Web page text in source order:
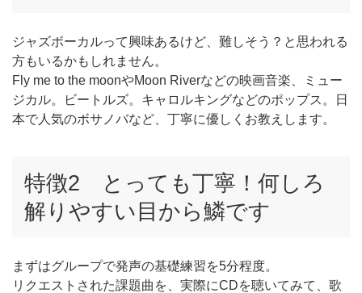
ジャズボーカルって興味あるけど、難しそう？と思われる
方もいるかもしれません。
Fly me to the moonやMoon Riverなどの映画音楽、ミュー
ジカル。ビートルズ。キャロルキングなどのポップス。日
本で人気のボサノバなど、丁寧に優しくお教えします。
特徴2 とっても丁寧！何しろ
解りやすい目から鱗です
まずはグループで発声の基礎練習を5分程度。
リクエストされた課題曲を、実際にCDを聴いてみて、歌